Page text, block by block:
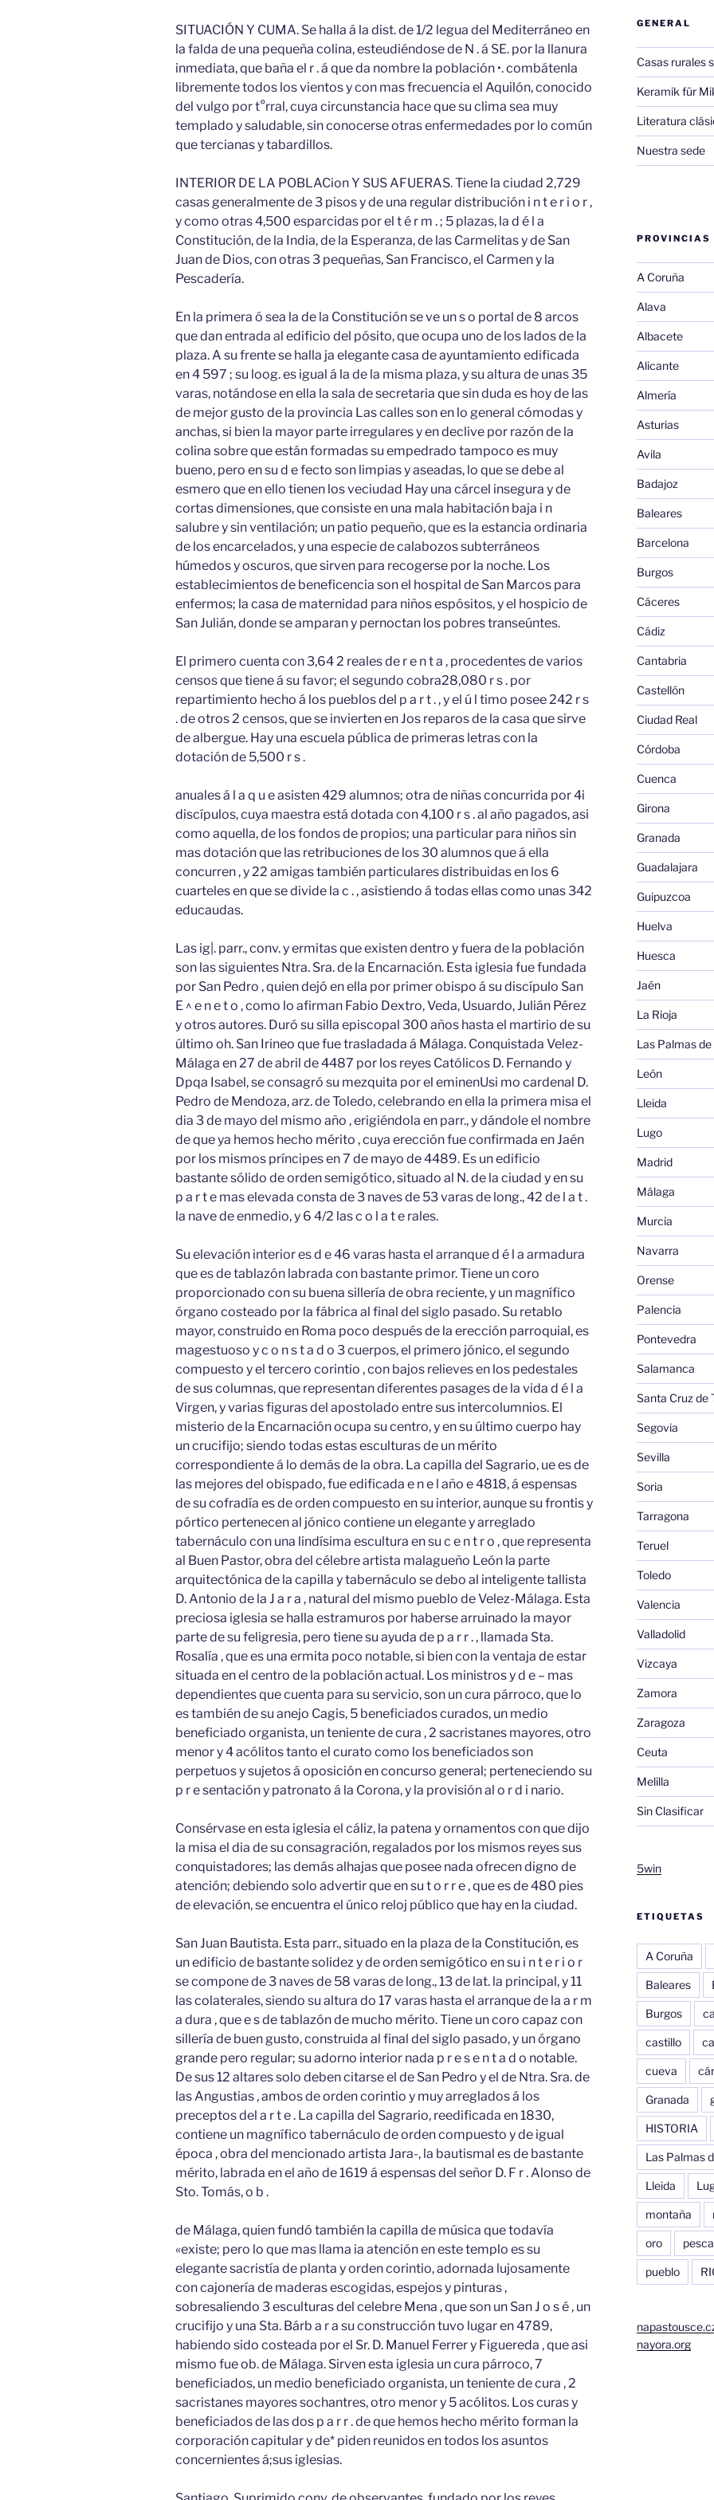
SITUACIÓN Y CUMA. Se halla á la dist. de 1/2 legua del Mediterráneo en
la falda de una pequeña colina, esteudiéndose de N . á SE. por la llanura
inmediata, que baña el r . á que da nombre la población •. combátenla
libremente todos los vientos y con mas frecuencia el Aquilón, conocido
del vulgo por t°rral, cuya circunstancia hace que su clima sea muy
templado y saludable, sin conocerse otras enfermedades por lo común
que tercianas y tabardillos.
INTERIOR DE LA POBLACion Y SUS AFUERAS. Tiene la ciudad 2,729
casas generalmente de 3 pisos y de una regular distribución i n t e r i o r ,
y como otras 4,500 esparcidas por el t é r m . ; 5 plazas, la d é l a
Constitución, de la India, de la Esperanza, de las Carmelitas y de San
Juan de Dios, con otras 3 pequeñas, San Francisco, el Carmen y la
Pescadería.
En la primera ó sea la de la Constitución se ve un s o portal de 8 arcos
que dan entrada al edificio del pósito, que ocupa uno de los lados de la
plaza. A su frente se halla ja elegante casa de ayuntamiento edificada
en 4 597 ; su loog. es igual á la de la misma plaza, y su altura de unas 35
varas, notándose en ella la sala de secretaria que sin duda es hoy de las
de mejor gusto de la provincia Las calles son en lo general cómodas y
anchas, si bien la mayor parte irregulares y en declive por razón de la
colina sobre que están formadas su empedrado tampoco es muy
bueno, pero en su d e fecto son limpias y aseadas, lo que se debe al
esmero que en ello tienen los veciudad Hay una cárcel insegura y de
cortas dimensiones, que consiste en una mala habitación baja i n
salubre y sin ventilación; un patio pequeño, que es la estancia ordinaria
de los encarcelados, y una especie de calabozos subterráneos
húmedos y oscuros, que sirven para recogerse por la noche. Los
establecimientos de beneficencia son el hospital de San Marcos para
enfermos; la casa de maternidad para niños espósitos, y el hospicio de
San Julián, donde se amparan y pernoctan los pobres transeúntes.
El primero cuenta con 3,64 2 reales de r e n t a , procedentes de varios
censos que tiene á su favor; el segundo cobra28,080 r s . por
repartimiento hecho á los pueblos del p a r t . , y el ú l timo posee 242 r s
. de otros 2 censos, que se invierten en Jos reparos de la casa que sirve
de albergue. Hay una escuela pública de primeras letras con la
dotación de 5,500 r s .
anuales á l a q u e asisten 429 alumnos; otra de niñas concurrida por 4i
discípulos, cuya maestra está dotada con 4,100 r s . al año pagados, asi
como aquella, de los fondos de propios; una particular para niños sin
mas dotación que las retribuciones de los 30 alumnos que á ella
concurren , y 22 amigas también particulares distribuidas en los 6
cuarteles en que se divide la c . , asistiendo á todas ellas como unas 342
educaudas.
Las ig|. parr., conv. y ermitas que existen dentro y fuera de la población
son las siguientes Ntra. Sra. de la Encarnación. Esta iglesia fue fundada
por San Pedro , quien dejó en ella por primer obispo á su discípulo San
E ^ e n e t o , como lo afirman Fabio Dextro, Veda, Usuardo, Julián Pérez
y otros autores. Duró su silla episcopal 300 años hasta el martirio de su
último oh. San Irineo que fue trasladada á Málaga. Conquistada Velez-
Málaga en 27 de abril de 4487 por los reyes Católicos D. Fernando y
Dpqa Isabel, se consagró su mezquita por el eminenUsi mo cardenal D.
Pedro de Mendoza, arz. de Toledo, celebrando en ella la primera misa el
dia 3 de mayo del mismo año , erigiéndola en parr., y dándole el nombre
de que ya hemos hecho mérito , cuya erección fue confirmada en Jaén
por los mismos príncipes en 7 de mayo de 4489. Es un edificio
bastante sólido de orden semigótico, situado al N. de la ciudad y en su
p a r t e mas elevada consta de 3 naves de 53 varas de long., 42 de l a t .
la nave de enmedio, y 6 4/2 las c o l a t e rales.
Su elevación interior es d e 46 varas hasta el arranque d é l a armadura
que es de tablazón labrada con bastante primor. Tiene un coro
proporcionado con su buena sillería de obra reciente, y un magnífico
órgano costeado por la fábrica al final del siglo pasado. Su retablo
mayor, construido en Roma poco después de la erección parroquial, es
magestuoso y c o n s t a d o 3 cuerpos, el primero jónico, el segundo
compuesto y el tercero corintio , con bajos relieves en los pedestales
de sus columnas, que representan diferentes pasages de la vida d é l a
Virgen, y varias figuras del apostolado entre sus intercolumnios. El
misterio de la Encarnación ocupa su centro, y en su último cuerpo hay
un crucifijo; siendo todas estas esculturas de un mérito
correspondiente á lo demás de la obra. La capilla del Sagrario, ue es de
las mejores del obispado, fue edificada e n e l año e 4818, á espensas
de su cofradía es de orden compuesto en su interior, aunque su frontis y
pórtico pertenecen al jónico contiene un elegante y arreglado
tabernáculo con una lindísima escultura en su c e n t r o , que representa
al Buen Pastor, obra del célebre artista malagueño León la parte
arquitectónica de la capilla y tabernáculo se debo al inteligente tallista
D. Antonio de la J a r a , natural del mismo pueblo de Velez-Málaga. Esta
preciosa iglesia se halla estramuros por haberse arruinado la mayor
parte de su feligresia, pero tiene su ayuda de p a r r . , llamada Sta.
Rosalía , que es una ermita poco notable, si bien con la ventaja de estar
situada en el centro de la población actual. Los ministros y d e – mas
dependientes que cuenta para su servicio, son un cura párroco, que lo
es también de su anejo Cagis, 5 beneficiados curados, un medio
beneficiado organista, un teniente de cura , 2 sacristanes mayores, otro
menor y 4 acólitos tanto el curato como los beneficiados son
perpetuos y sujetos á oposición en concurso general; perteneciendo su
p r e sentación y patronato á la Corona, y la provisión al o r d i nario.
Consérvase en esta iglesia el cáliz, la patena y ornamentos con que dijo
la misa el dia de su consagración, regalados por los mismos reyes sus
conquistadores; las demás alhajas que posee nada ofrecen digno de
atención; debiendo solo advertir que en su t o r r e , que es de 480 pies
de elevación, se encuentra el único reloj público que hay en la ciudad.
San Juan Bautista. Esta parr., situado en la plaza de la Constitución, es
un edificio de bastante solidez y de orden semigótico en su i n t e r i o r
se compone de 3 naves de 58 varas de long., 13 de lat. la principal, y 11
las colaterales, siendo su altura do 17 varas hasta el arranque de la a r m
a dura , que e s de tablazón de mucho mérito. Tiene un coro capaz con
sillería de buen gusto, construida al final del siglo pasado, y un órgano
grande pero regular; su adorno interior nada p r e s e n t a d o notable.
De sus 12 altares solo deben citarse el de San Pedro y el de Ntra. Sra. de
las Angustias , ambos de orden corintio y muy arreglados á los
preceptos del a r t e . La capilla del Sagrario, reedificada en 1830,
contiene un magnífico tabernáculo de orden compuesto y de igual
época , obra del mencionado artista Jara-, la bautismal es de bastante
mérito, labrada en el año de 1619 á espensas del señor D. F r . Alonso de
Sto. Tomás, o b .
de Málaga, quien fundó también la capilla de música que todavía
«existe; pero lo que mas llama ia atención en este templo es su
elegante sacristía de planta y orden corintio, adornada lujosamente
con cajonería de maderas escogidas, espejos y pinturas ,
sobresaliendo 3 esculturas del celebre Mena , que son un San J o s é , un
crucifijo y una Sta. Bárb a r a su construcción tuvo lugar en 4789,
habiendo sido costeada por el Sr. D. Manuel Ferrer y Figuereda , que asi
mismo fue ob. de Málaga. Sirven esta iglesia un cura párroco, 7
beneficiados, un medio beneficiado organista, un teniente de cura , 2
sacristanes mayores sochantres, otro menor y 5 acólitos. Los curas y
beneficiados de las dos p a r r . de que hemos hecho mérito forman la
corporación capitular y de* piden reunidos en todos los asuntos
concernientes á;sus iglesias.
GENERAL
Casas rurales
Keramik für
Literatura
Nuestra sede
PROVINCIAS
A Coruña
Alava
Albacete
Alicante
Almería
Asturias
Avila
Badajoz
Baleares
Barcelona
Burgos
Cáceres
Cádiz
Cantabria
Castellón
Ciudad Real
Córdoba
Cuenca
Girona
Granada
Guadalajara
Guipuzcoa
Huelva
Huesca
Jaén
La Rioja
Las Palmas
León
Lleida
Lugo
Madrid
Málaga
Murcia
Navarra
Orense
Palencia
Pontevedra
Salamanca
Santa Cruz de
Segovia
Sevilla
Soria
Tarragona
Teruel
Toledo
Valencia
Valladolid
Vizcaya
Zamora
Zaragoza
Ceuta
Melilla
Sin Clasificar
5win
ETIQUETAS
A Coruña
Baleares
Burgos
castillo
cueva
Granada
HISTORIA
Las Palmas
Lleida
montaña
oro pesca
pueblo
nayora.org